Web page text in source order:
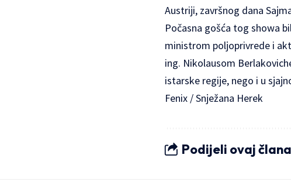
Austriji, završnog dana
Počasna gošća tog showa
ministrom poljoprivrede i
ing. Nikolausom
istarske regije, nego i u
Fenix / Snježana Herek
Podijeli ovaj